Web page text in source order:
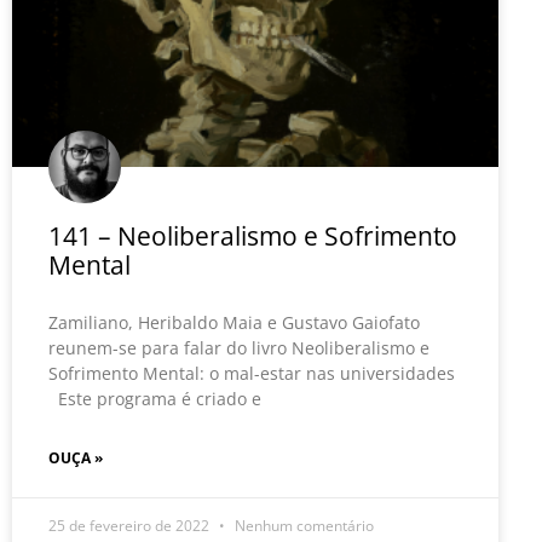
141 – Neoliberalismo e Sofrimento
Mental
Zamiliano, Heribaldo Maia e Gustavo Gaiofato
reunem-se para falar do livro Neoliberalismo e
Sofrimento Mental: o mal-estar nas universidades
Este programa é criado e
OUÇA »
25 de fevereiro de 2022 Nenhum comentário